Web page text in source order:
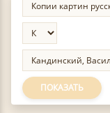
ПОКАЗАТЬ